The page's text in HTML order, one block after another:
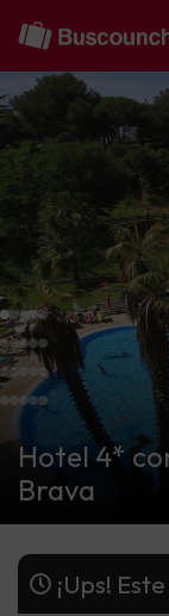
Hotel 4*
Brava
¡Ups!